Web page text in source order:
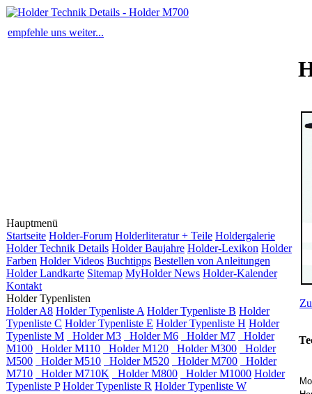
empfehle uns weiter...
Hauptmenü
Startseite Holder-Forum Holderliteratur + Teile Holdergalerie
Holder Technik Details Holder Baujahre Holder-Lexikon Holder
Farben Holder Videos Buchtipps Bestellen von Anleitungen
Holder Landkarte Sitemap MyHolder News Holder-Kalender
Kontakt
Holder Typenlisten
Holder A8 Holder Typenliste A Holder Typenliste B Holder
Typenliste C Holder Typenliste E Holder Typenliste H Holder
Typenliste M
Holder M3 Holder M6 Holder M7
Holder
M100
Holder M110 Holder M120 Holder M300
Holder
M500
Holder M510 Holder M520 Holder M700
Holder
M710
Holder M710K Holder M800 Holder M1000 Holder
Typenliste P Holder Typenliste R Holder Typenliste W